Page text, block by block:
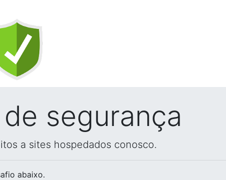
segurança
a sites hospedados conosco.
abaixo.